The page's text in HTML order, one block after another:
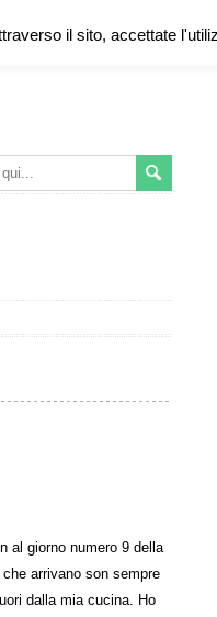
al giorno numero 9 della
arrivano son sempre
dalla mia cucina. Ho
il sito, accettate